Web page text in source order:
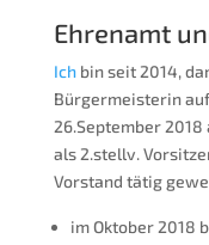
Ehrenamt
Ichbin seit 2014,
Bürgermeisterin
26.September
als 2.stellv.
Vorstand tätig
im Oktober 2018